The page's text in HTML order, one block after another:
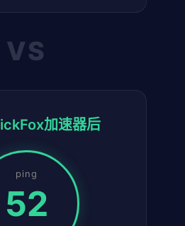
VS
加速器后
ping
52